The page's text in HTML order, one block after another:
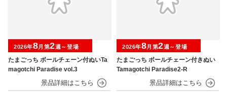
たまごっち ボールチェーン付ぬいTa
magotchi Paradise vol.3
2026年8月第2週～登場
たまごっち ボールチェーン付きぬい
Tamagotchi Paradise2-R
2026年8月第2週～登場